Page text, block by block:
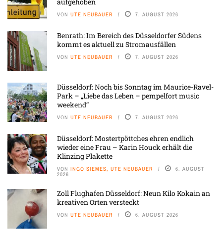
VON UTE NEUBAUER 7. AUGUST 2026
Benrath: Im Bereich des Düsseldorfer Südens
kommt es aktuell zu Stromausfällen
VON UTE NEUBAUER 7. AUGUST 2026
Düsseldorf: Noch bis Sonntag im Maurice-Ravel-
Park – „Liebe das Leben – pempelfort music
weekend“
VON UTE NEUBAUER 7. AUGUST 2026
Düsseldorf: Mostertpöttches ehren endlich
wieder eine Frau – Karin Houck erhält die
Klinzing Plakette
VON INGO SIEMES, UTE NEUBAUER 6. AUGUST
2026
Zoll Flughafen Düsseldorf: Neun Kilo Kokain an
kreativen Orten versteckt
VON UTE NEUBAUER 6. AUGUST 2026